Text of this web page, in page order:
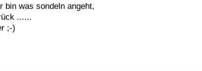
bin was sondeln angeht,
......
;-)